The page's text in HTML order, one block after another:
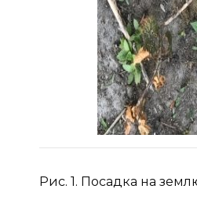
Рис. 1. Посадка на